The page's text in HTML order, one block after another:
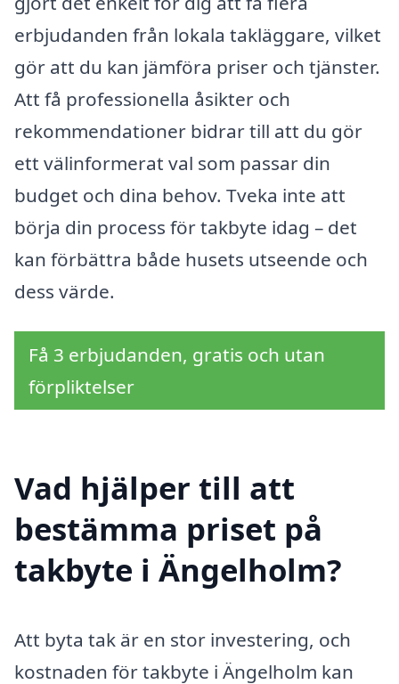
erbjudanden från lokala takläggare, vilket
gör att du kan jämföra priser och tjänster.
Att få professionella åsikter och
rekommendationer bidrar till att du gör
ett välinformerat val som passar din
budget och dina behov. Tveka inte att
börja din process för takbyte idag – det
kan förbättra både husets utseende och
dess värde.
Få 3 erbjudanden, gratis och utan
förpliktelser
Vad hjälper till att
bestämma priset på
takbyte i Ängelholm?
Att byta tak är en stor investering, och
kostnaden för takbyte i Ängelholm kan